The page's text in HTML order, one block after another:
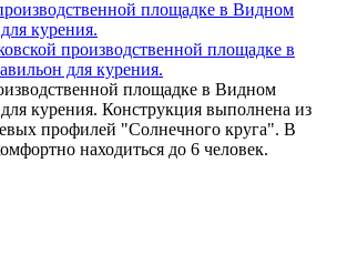
производственной площадке в
для курения.
площадке в Видном
курения. Конструкция выполнена из
профилей "Солнечного круга". В
находиться до 6 человек.